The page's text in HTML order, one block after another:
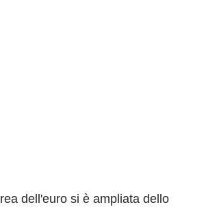
dell'euro si è ampliata dello